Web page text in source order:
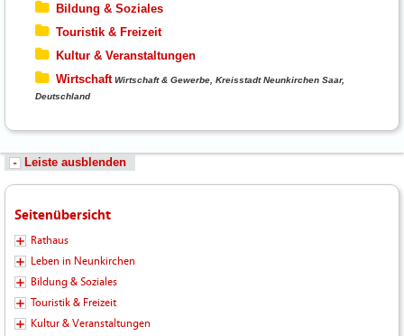
Bildung & Soziales
Touristik & Freizeit
Kultur & Veranstaltungen
Wirtschaft Wirtschaft & Gewerbe, Kreisstadt Neunkirchen Saar,
Deutschland
Leiste ausblenden
Seitenübersicht
Rathaus
Leben in Neunkirchen
Bildung & Soziales
Touristik & Freizeit
Kultur & Veranstaltungen